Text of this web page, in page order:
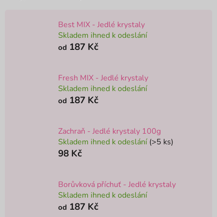
Best MIX - Jedlé krystaly
Skladem ihned k odeslání
od 187 Kč
Fresh MIX - Jedlé krystaly
Skladem ihned k odeslání
od 187 Kč
Zachraň - Jedlé krystaly 100g
Skladem ihned k odeslání (>5 ks)
98 Kč
Borůvková příchuť - Jedlé krystaly
Skladem ihned k odeslání
od 187 Kč